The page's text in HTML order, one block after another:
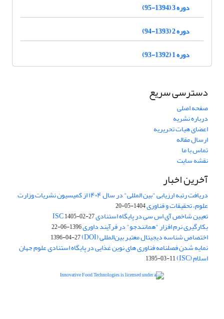
دوره 3 (1394-95)
دوره 2 (1393-94)
دوره 1 (1392-93)
دسترسی سریع
صفحه اصلی
درباره نشریه
اعضای هیات تحریریه
ارسال مقاله
تماس با ما
نقشه سایت
آخرین اخبار
دریافت رتبه ارزیابی "بین المللی" در سال ۱۴۰۴ از کمیسیون نشریات وزارت
علوم، تحقیقات و فناوری1404-05-20
تعیین شاخص آی اس سی در پایگاه استنادی ISC1405-02-27
بکارگیری نرم افزار "همانندجو" در فرآیند داوری1396-06-22
اختصاص شناسه دیجیتال معتبر بین‌المللی (DOI) 1396-04-27
نمایه شدن فصلنامه فناوری های نوین غذایی در پایگاه استنادی علوم جهان
اسلام (ISC) 1395-03-11